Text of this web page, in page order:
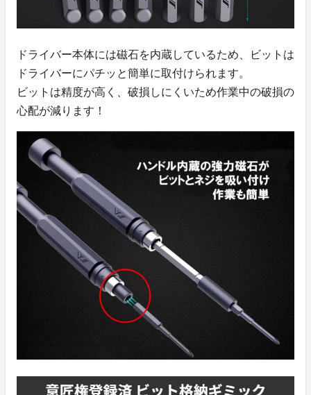
ドライバー本体には磁石を内蔵しているため、ビットは
ドライバーにパチッと簡単に取付けられます。
ビットは精度が高く、破損しにくいため作業中の破損の
心配が減ります！